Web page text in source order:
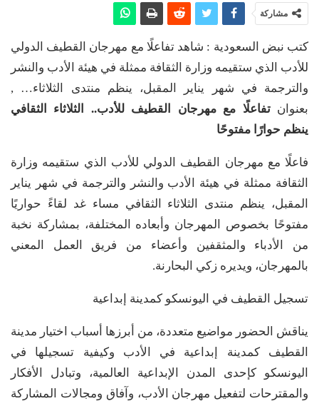
مشاركة
كتب نبض السعودية : شاهد تفاعلًا مع مهرجان القطيف الدولي
للأدب الذي ستقيمه وزارة الثقافة ممثلة في هيئة الأدب والنشر
والترجمة في شهر يناير المقبل، ينظم منتدى الثلاثاء… ,
بعنوانتفاعلًا مع مهرجان القطيف للأدب.. الثلاثاء الثقافي
ينظم حوارًا مفتوحًا
فاعلًا مع مهرجان القطيف الدولي للأدب الذي ستقيمه وزارة
الثقافة ممثلة في هيئة الأدب والنشر والترجمة في شهر يناير
المقبل، ينظم منتدى الثلاثاء الثقافي مساء غد لقاءً حواريًا
مفتوحًا بخصوص المهرجان وأبعاده المختلفة، بمشاركة نخبة
من الأدباء والمثقفين وأعضاء من فريق العمل المعني
بالمهرجان، ويديره زكي البحارنة.
تسجيل القطيف في اليونسكو كمدينة إبداعية
يناقش الحضور مواضيع متعددة، من أبرزها أسباب اختيار مدينة
القطيف كمدينة إبداعية في الأدب وكيفية تسجيلها في
اليونسكو كإحدى المدن الإبداعية العالمية، وتبادل الأفكار
والمقترحات لتفعيل مهرجان الأدب، وآفاق ومجالات المشاركة